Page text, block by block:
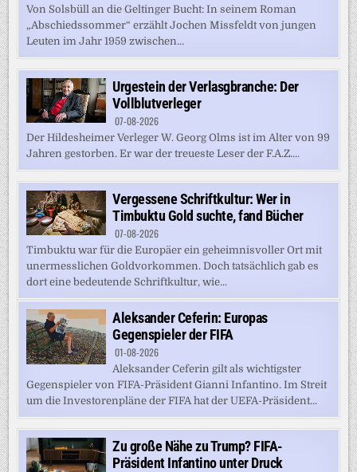
Von Solsbüll an die Geltinger Bucht: In seinem Roman
„Abschiedssommer“ erzählt Jochen Missfeldt von jungen
Leuten im Jahr 1959 zwischen...
Urgestein der Verlasgbranche: Der
Vollblutverleger
07-08-2026
Der Hildesheimer Verleger W. Georg Olms ist im Alter von 99
Jahren gestorben. Er war der treueste Leser der F.A.Z....
Vergessene Schriftkultur: Wer in
Timbuktu Gold suchte, fand Bücher
07-08-2026
Timbuktu war für die Europäer ein geheimnisvoller Ort mit
unermesslichen Goldvorkommen. Doch tatsächlich gab es
dort eine bedeutende Schriftkultur, wie...
Aleksander Ceferin: Europas
Gegenspieler der FIFA
01-08-2026
Aleksander Ceferin gilt als wichtigster
Gegenspieler von FIFA-Präsident Gianni Infantino. Im Streit
um die Investorenpläne der FIFA hat der UEFA-Präsident...
Zu große Nähe zu Trump? FIFA-
Präsident Infantino unter Druck